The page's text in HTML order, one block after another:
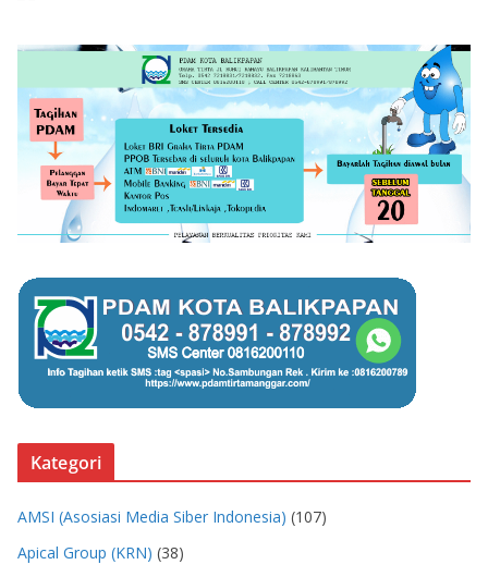
Kategori
AMSI (Asosiasi Media Siber Indonesia) (107)
Apical Group (KRN) (38)